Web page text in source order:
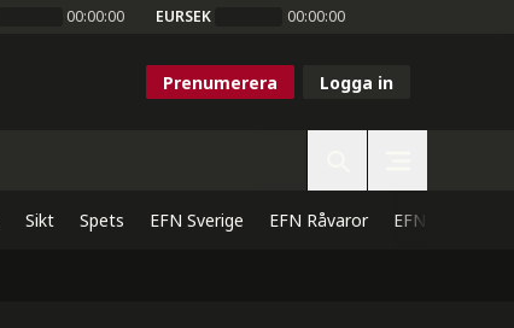
00:00:00 EURSEK 00:00:00
Prenumerera Logga in
Sikt Spets EFN Sverige EFN Råvaror EFN Direkt